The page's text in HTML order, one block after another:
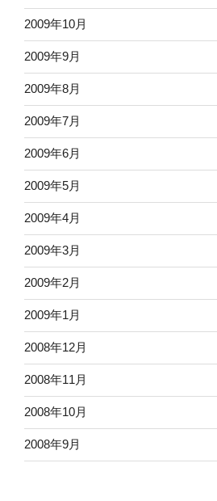
2009年10月
2009年9月
2009年8月
2009年7月
2009年6月
2009年5月
2009年4月
2009年3月
2009年2月
2009年1月
2008年12月
2008年11月
2008年10月
2008年9月